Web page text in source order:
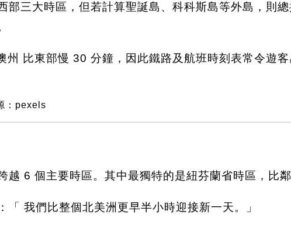
部三大時區，但若計算聖誕島、科科斯島等外島，則
州 比東部慢 30 分鐘，因此鐵路及航班時刻表常令遊客
：pexels
越 6 個主要時區。其中最獨特的是紐芬蘭省時區，比
「 我們比整個北美洲更早半小時迎接新一天。」